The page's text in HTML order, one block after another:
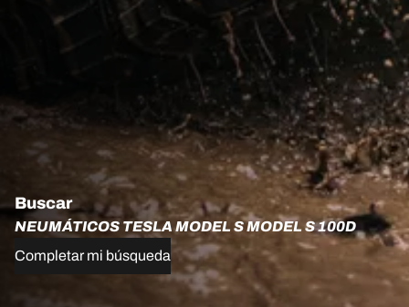
Buscar
NEUMÁTICOS TESLA MODEL S MODEL S 100D
Completar mi búsqueda